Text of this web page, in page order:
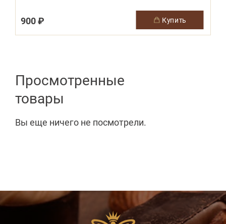
900 ₽ купить
Просмотренные
товары
Вы еще ничего не посмотрели.